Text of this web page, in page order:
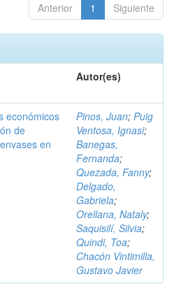
Anterior 1 Siguiente
Autor(es)
económicos
de
en
Pinos, Juan; Puig
Ventosa, Ignasi;
Banegas,
Fernanda;
Quezada, Fanny;
Delgado,
Gabriela;
Orellana, Nataly;
Saquisilí, Silvia;
Quindi, Toa;
Chacón Vintimilla,
Gustavo Javier